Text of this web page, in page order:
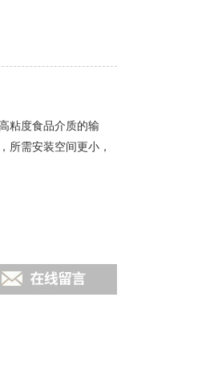
粘度食品介质的输
所需安装空间更小，